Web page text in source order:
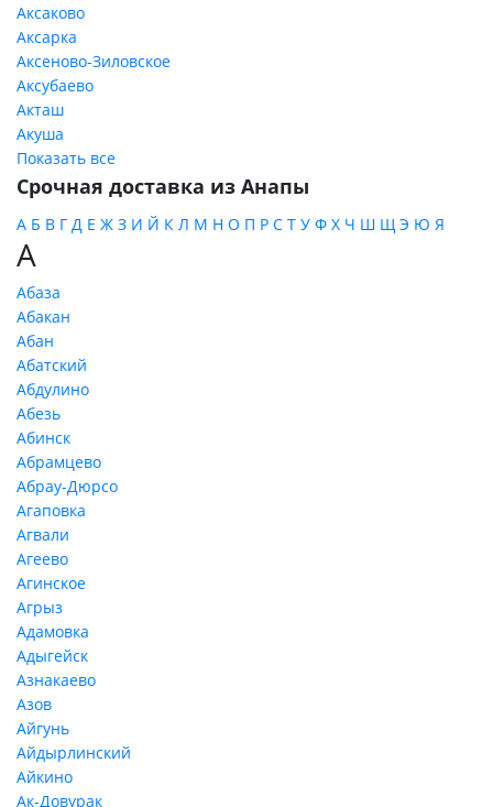
Аксаково
Аксарка
Аксеново-Зиловское
Аксубаево
Акташ
Акуша
Показать все
Срочная доставка из Анапы
А Б В Г Д Е Ж З И Й К Л М Н О П Р С Т У Ф Х Ч Ш Щ Э Ю Я
А
Абаза
Абакан
Абан
Абатский
Абдулино
Абезь
Абинск
Абрамцево
Абрау-Дюрсо
Агаповка
Агвали
Агеево
Агинское
Агрыз
Адамовка
Адыгейск
Азнакаево
Азов
Айгунь
Айдырлинский
Айкино
Ак-Довурак